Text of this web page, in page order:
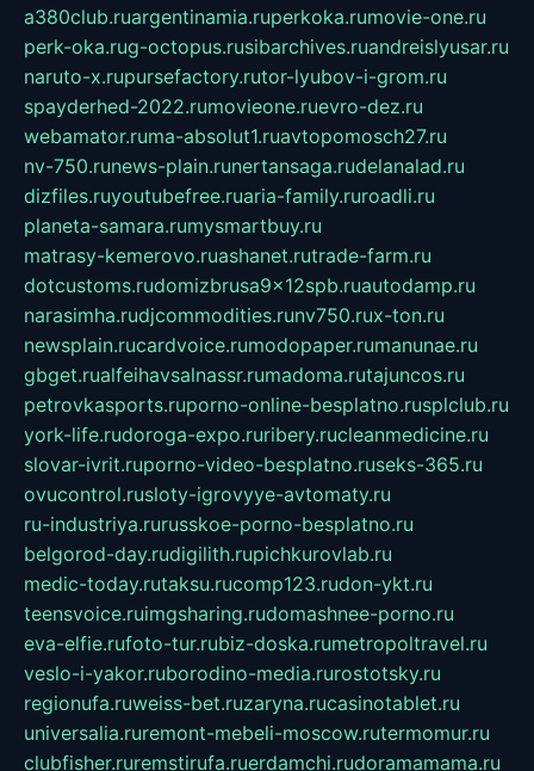
a380club.ruargentinamia.ruperkoka.rumovie-one.ru
perk-oka.rug-octopus.rusibarchives.ruandreislyusar.ru
naruto-x.rupursefactory.rutor-lyubov-i-grom.ru
spayderhed-2022.rumovieone.ruevro-dez.ru
webamator.ruma-absolut1.ruavtopomosch27.ru
nv-750.runews-plain.runertansaga.rudelanalad.ru
dizfiles.ruyoutubefree.ruaria-family.ruroadli.ru
planeta-samara.rumysmartbuy.ru
matrasy-kemerovo.ruashanet.rutrade-farm.ru
dotcustoms.rudomizbrusa9x12spb.ruautodamp.ru
narasimha.rudjcommodities.runv750.rux-ton.ru
newsplain.rucardvoice.rumodopaper.rumanunae.ru
gbget.rualfeihavsalnassr.rumadoma.rutajuncos.ru
petrovkasports.ruporno-online-besplatno.rusplclub.ru
york-life.rudoroga-expo.ruribery.rucleanmedicine.ru
slovar-ivrit.ruporno-video-besplatno.ruseks-365.ru
ovucontrol.rusloty-igrovyye-avtomaty.ru
ru-industriya.rurusskoe-porno-besplatno.ru
belgorod-day.rudigilith.rupichkurovlab.ru
medic-today.rutaksu.rucomp123.rudon-ykt.ru
teensvoice.ruimgsharing.rudomashnee-porno.ru
eva-elfie.rufoto-tur.rubiz-doska.rumetropoltravel.ru
veslo-i-yakor.ruborodino-media.rurostotsky.ru
regionufa.ruweiss-bet.ruzaryna.rucasinotablet.ru
universalia.ruremont-mebeli-moscow.rutermomur.ru
clubfisher.ruremstirufa.ruerdamchi.rudoramamama.ru